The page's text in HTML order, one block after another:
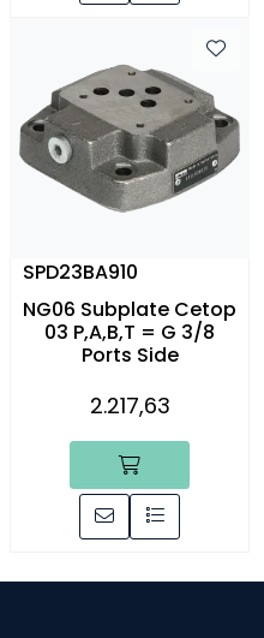
SPD23BA910
NG06 Subplate Cetop
03 P,A,B,T = G 3/8
Ports Side
2.217,63